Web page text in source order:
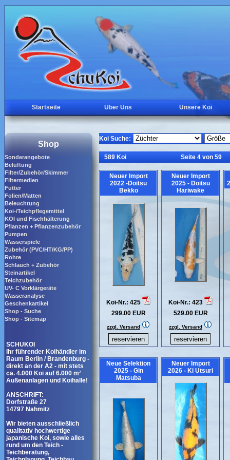
Startseite Über Uns Unsere Koi
Shop
Sonderangebote
Belüftung
Filter/Zubehör/Skimmer
Filtermedien
Futter
Folien/Matten
Beleuchtung
Koi-/Teichpflegemittel
KOI und Fischhälterung
Pflanzen + Pflanzenzubehör
Pumpen
Wasserspiele
Zubehör (PVC/HT/KG/PP)
Rohre
Schlauch + Zubehör
Steinartikel
Teichzubehör
UV- C Vorklärgeräte
Wasseranalyse
Geschenkartikel
Shop - Suche
Shop - Sitemap
SCHUKOI
Ihr führender Koihändler im
Raum Berlin / Brandenburg -
direkt an der A2 - mit stets
ca. 4.000 Koi auf 6.000 m²
Außenanlagen und Koihalle!
ANSCHRIFT:
Dorfstraße 27
14797 Nahmitz
Wir bieten ausschließlich
qualitativ hochwertige
japanische Koi, sowie alles
rund um den Teich -
Teichberatung,
Koi Suche:
589 Koi Seite 4 von 59
Neuer Import
2022 -Doitsu
Bekko
Koi-Nr.: 425
299.00 EUR
zzgl. Versand
Neuer Import
2025 - Doitsu
Hariwake
Koi-Nr.: 423
529.00 EUR
zzgl. Versand
Neue Selektion
2025 - Gin
Matsuba
Neuer Import
2026 - Ki Utsuri